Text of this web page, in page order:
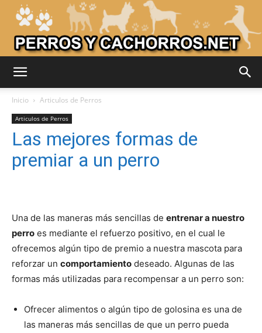
Perros
Razas
Inicio Articulos de Perros
Articulos de Perros
Las mejores formas de
premiar a un perro
Una de las maneras más sencillas de entrenar a nuestro
perro es mediante el refuerzo positivo, en el cual le
ofrecemos algún tipo de premio a nuestra mascota para
reforzar un comportamiento deseado. Algunas de las
formas más utilizadas para recompensar a un perro son:
Ofrecer alimentos o algún tipo de golosina es una de
las maneras más sencillas de que un perro pueda